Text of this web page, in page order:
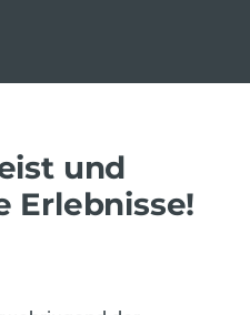
und
Erlebnisse!